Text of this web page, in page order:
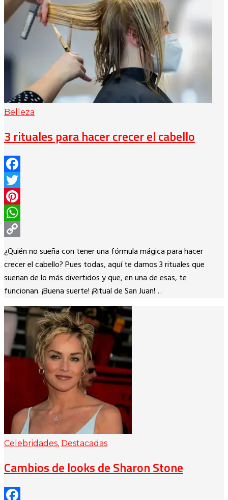
Belleza
3 rituales para hacer crecer el cabello
Facebook
Twitter
Pinterest
WhatsApp
Copy
Link
¿Quién no sueña con tener una fórmula mágica para hacer
crecer el cabello? Pues todas, aquí te damos 3 rituales que
suenan de lo más divertidos y que, en una de esas, te
funcionan. ¡Buena suerte! ¡Ritual de San Juan!…
Celebridades, Destacadas
Cambios de looks de Sharon Stone